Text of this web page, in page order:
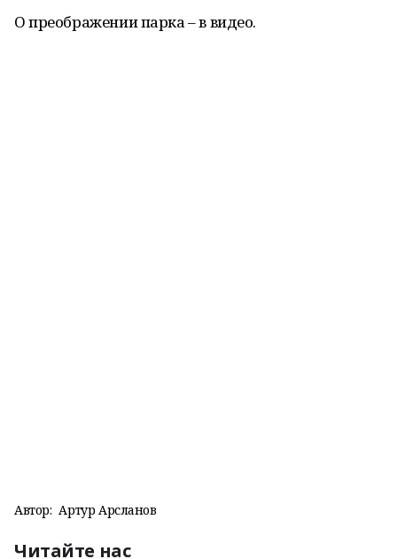
О преображении парка – в видео.
Автор: Артур Арсланов
Читайте нас